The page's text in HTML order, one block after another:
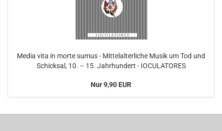
Media vita in morte sumus - Mittelalterliche Musik um Tod und
Schicksal, 10. – 15. Jahrhundert - IOCULATORES
Nur 9,90 EUR